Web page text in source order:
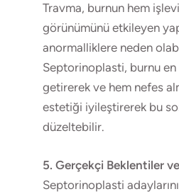
Travma, burnun hem
görünümünü etkileyen
anormalliklere neden
Septorinoplasti, burnu
getirerek ve hem nefes
estetiği iyileştirerek bu
düzeltebilir.
5. Gerçekçi Beklentiler
Septorinoplasti